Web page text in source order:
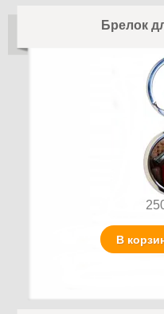
Брелок
В